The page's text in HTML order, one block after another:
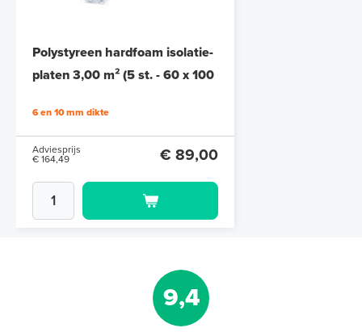
Polystyreen hardfoam isolatie-
platen 3,00 m² (5 st. - 60 x 100
6 en 10 mm dikte
Adviesprijs
€ 164,49
€ 89,00
9,4